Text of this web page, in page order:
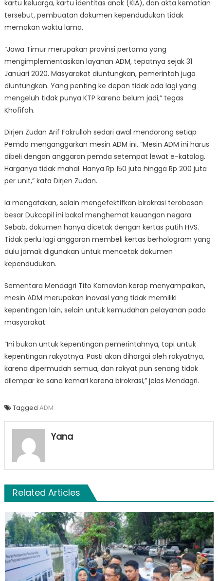
kartu keluarga, kartu identitas anak (KIA), dan akta kematian
tersebut, pembuatan dokumen kependudukan tidak
memakan waktu lama.
“Jawa Timur merupakan provinsi pertama yang
mengimplementasikan layanan ADM, tepatnya sejak 31
Januari 2020. Masyarakat diuntungkan, pemerintah juga
diuntungkan. Yang penting ke depan tidak ada lagi yang
mengeluh tidak punya KTP karena belum jadi,” tegas
Khofifah.
Dirjen Zudan Arif Fakrulloh sedari awal mendorong setiap
Pemda menganggarkan mesin ADM ini. “Mesin ADM ini harus
dibeli dengan anggaran pemda setempat lewat e-katalog.
Harganya tidak mahal. Hanya Rp 150 juta hingga Rp 200 juta
per unit,” kata Dirjen Zudan.
Ia mengatakan, selain mengefektifkan birokrasi terobosan
besar Dukcapil ini bakal menghemat keuangan negara.
Sebab, dokumen hanya dicetak dengan kertas putih HVS.
Tidak perlu lagi anggaran membeli kertas berhologram yang
dulu jamak digunakan untuk mencetak dokumen
kependudukan.
Sementara Mendagri Tito Karnavian kerap menyampaikan,
mesin ADM merupakan inovasi yang tidak memiliki
kepentingan lain, selain untuk kemudahan pelayanan pada
masyarakat.
“Ini bukan untuk kepentingan pemerintahnya, tapi untuk
kepentingan rakyatnya. Pasti akan dihargai oleh rakyatnya,
karena dipermudah semua, dan rakyat pun senang tidak
dilempar ke sana kemari karena birokrasi,” jelas Mendagri.
Tagged ADM
Yana
Related Articles